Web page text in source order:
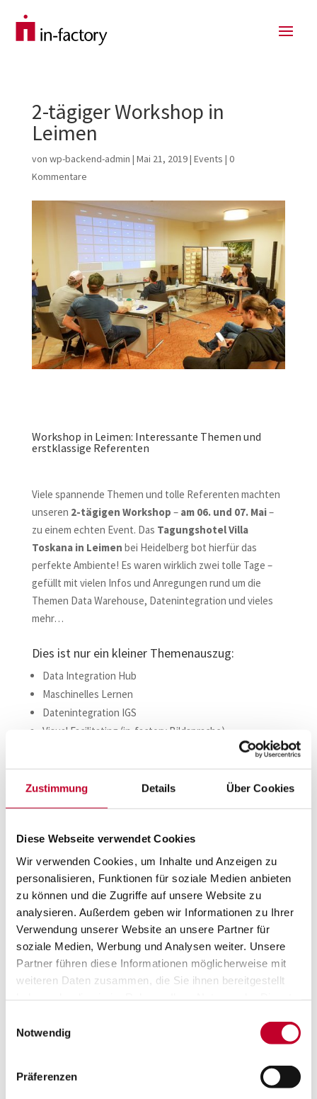
Zustimmung Details Über Cookies
Diese Webseite verwendet Cookies
Wir verwenden Cookies, um Inhalte und Anzeigen zu
personalisieren, Funktionen für soziale Medien anbieten
zu können und die Zugriffe auf unsere Website zu
analysieren. Außerdem geben wir Informationen zu Ihrer
Verwendung unserer Website an unsere Partner für
soziale Medien, Werbung und Analysen weiter. Unsere
Partner führen diese Informationen möglicherweise mit
weiteren Daten zusammen, die Sie ihnen bereitgestellt
Notwendig
Präferenzen
2-tägiger Workshop in
Leimen
von wp-backend-admin | Mai 21, 2019| Events | 0
Kommentare
Workshop in Leimen: Interessante Themen und
erstklassige Referenten
Viele spannende Themen und tolle Referenten machten
unseren 2-tägigen Workshop – am 06. und 07. Mai–
zu einem echten Event. Das Tagungshotel Villa
Toskana in Leimen bei Heidelberg bot hierfür das
perfekte Ambiente! Es waren wirklich zwei tolle Tage –
gefüllt mit vielen Infos und Anregungen rund um die
Themen Data Warehouse, Datenintegration und vieles
mehr…
Dies ist nur ein kleiner Themenauszug:
Data Integration Hub
Maschinelles Lernen
Datenintegration IGS
Visual Facilitating (in-factory Bildsprache)
Job-Automatisierung & Parallelisierung
Leimen: